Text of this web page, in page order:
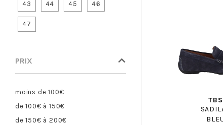
CANDICE COOPER
CAPO NORD
CAPRICE
CASADEI
CASTELLER
CATERPILLAR
CAVAL
CERVONE
43 44 45 46
47
PRIX
moins de 100€
de 100€ à 150€
de 150€ à 200€
TBS